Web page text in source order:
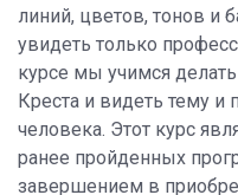
линий, цветов, тонов и
увидеть только
курсе мы учимся
Креста и видеть тему и
человека. Этот курс
ранее пройденных
завершением в